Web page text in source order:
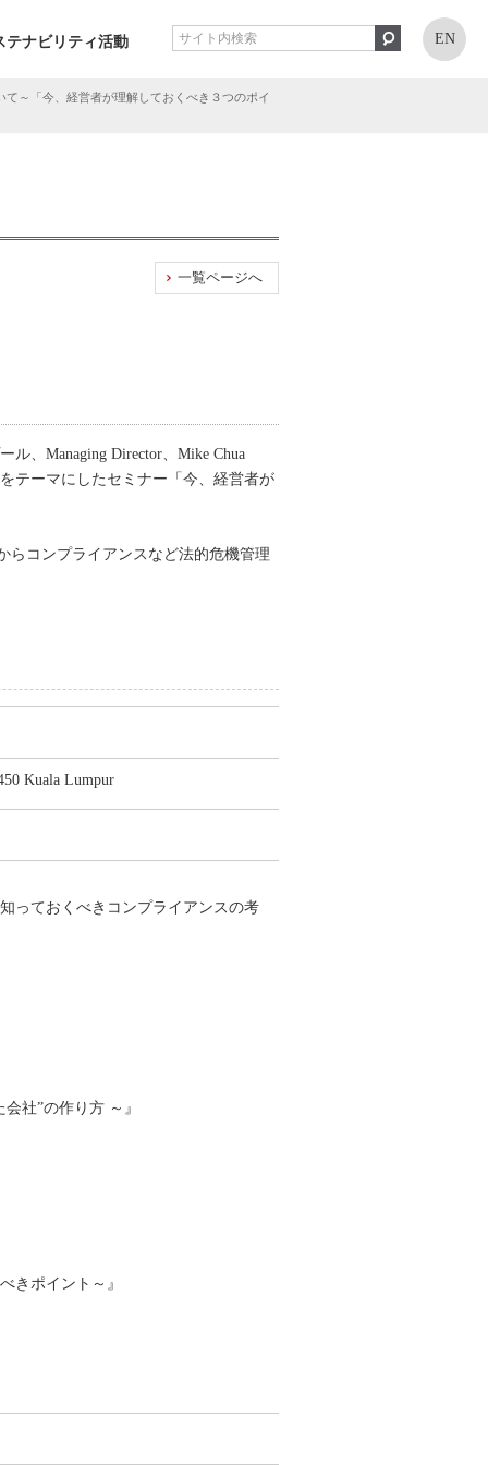
テナビリティ活動 EN
～「今、経営者が理解しておくべき３つのポイ
一覧ページへ
ル、Managing Director、Mike Chua
テーマにしたセミナー「今、経営者が
らコンプライアンスなど法的危機管理
Kuala Lumpur
っておくべきコンプライアンスの考
社”の作り方 ～』
きポイント～』